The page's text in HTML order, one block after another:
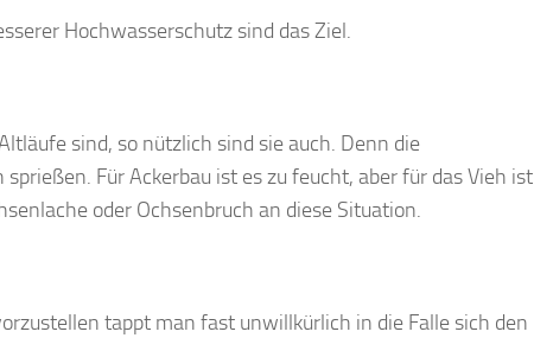
Hochwasserschutz sind das Ziel.
sind, so nützlich sind sie auch. Denn die
Für Ackerbau ist es zu feucht, aber für das Vieh ist
oder Ochsenbruch an diese Situation.
tappt man fast unwillkürlich in die Falle sich den